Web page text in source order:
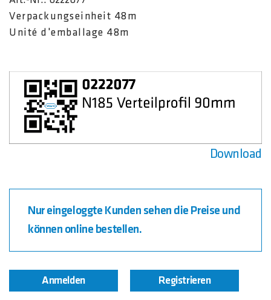
Verpackungseinheit 48m
Unité d'emballage 48m
Download
Nur eingeloggte Kunden sehen die Preise und
können online bestellen.
Anmelden Registrieren